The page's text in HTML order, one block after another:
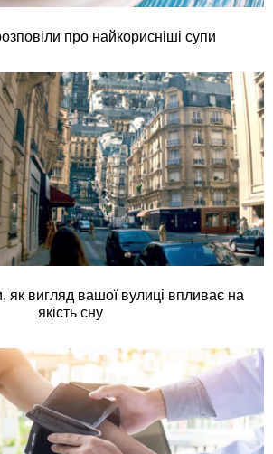
про найкорисніші супи
як вигляд вашої вулиці впливає на
якість сну